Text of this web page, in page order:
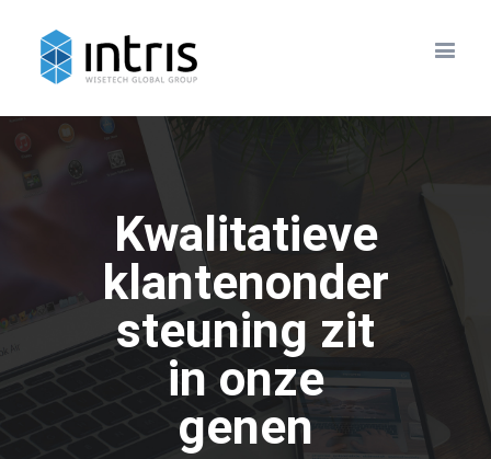
Kwalitatieve
klantenonder
steuning zit
in onze
genen